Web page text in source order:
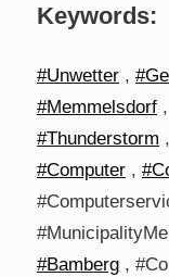
Keywords:
#Unwetter ,
#Memmelsdorf
#Thunderstorm ,
#Computer ,
#Bamberg ,